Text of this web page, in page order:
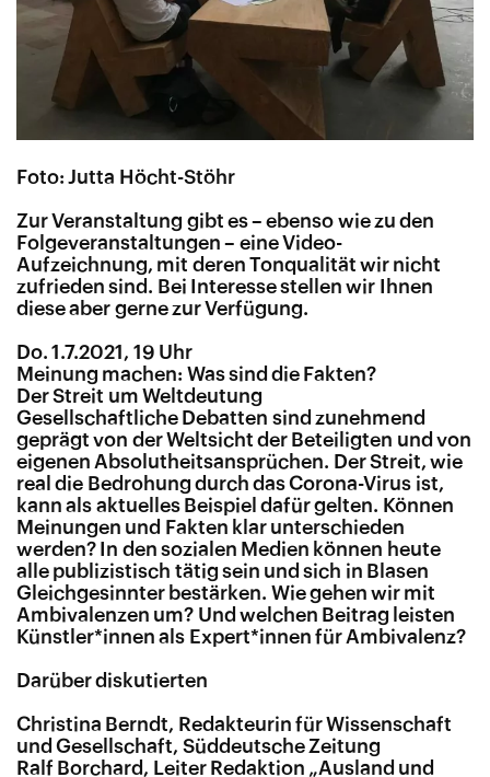
Foto: Jutta Höcht-Stöhr
Zur Veranstaltung gibt es – ebenso wie zu den
Folgeveranstaltungen – eine Video-
Aufzeichnung, mit deren Tonqualität wir nicht
zufrieden sind. Bei Interesse stellen wir Ihnen
diese aber gerne zur Verfügung.
Do. 1.7.2021, 19 Uhr
Meinung machen: Was sind die Fakten?
Der Streit um Weltdeutung
Gesellschaftliche Debatten sind zunehmend
geprägt von der Weltsicht der Beteiligten und von
eigenen Absolutheitsansprüchen. Der Streit, wie
real die Bedrohung durch das Corona-Virus ist,
kann als aktuelles Beispiel dafür gelten. Können
Meinungen und Fakten klar unterschieden
werden? In den sozialen Medien können heute
alle publizistisch tätig sein und sich in Blasen
Gleichgesinnter bestärken. Wie gehen wir mit
Ambivalenzen um? Und welchen Beitrag leisten
Künstler*innen als Expert*innen für Ambivalenz?
Darüber diskutierten
Christina Berndt, Redakteurin für Wissenschaft
und Gesellschaft, Süddeutsche Zeitung
Ralf Borchard, Leiter Redaktion „Ausland und